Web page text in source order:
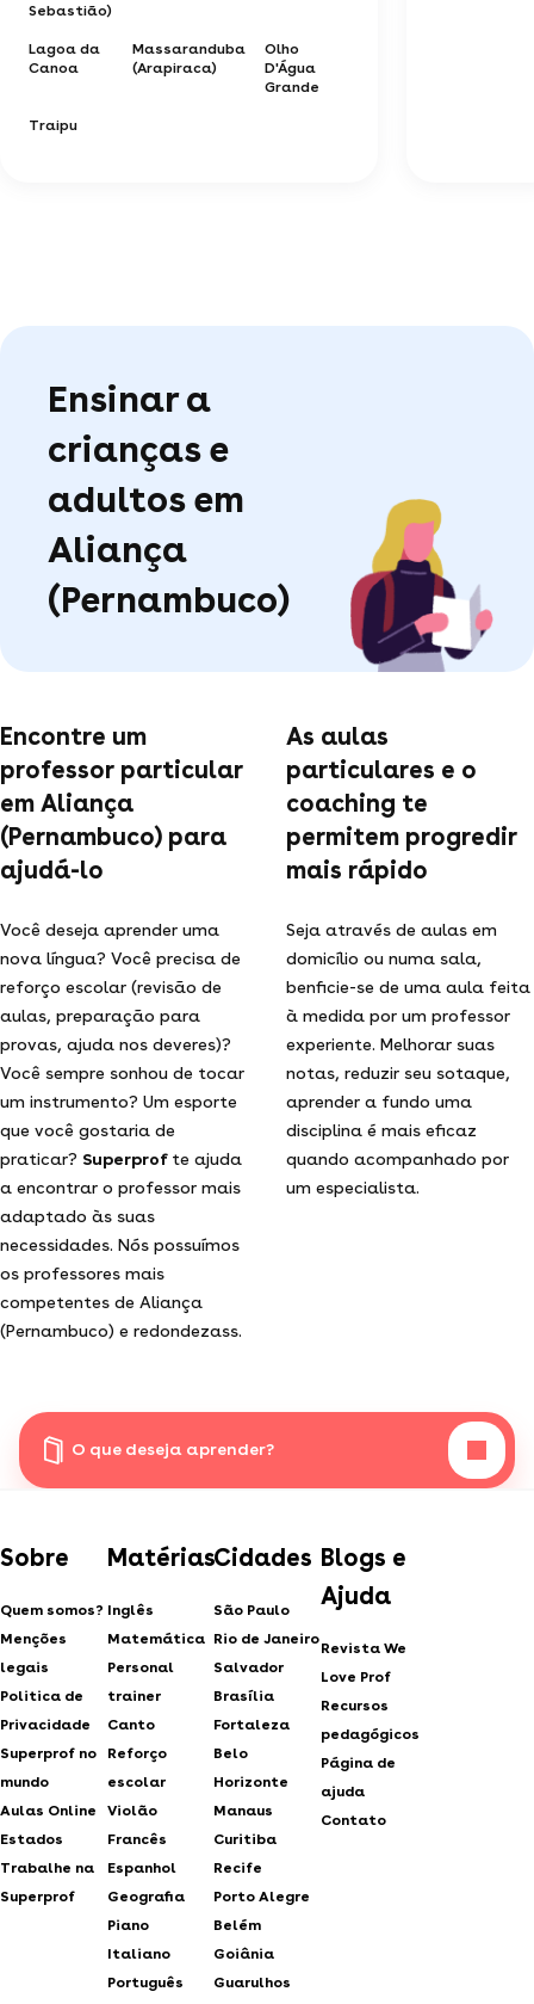
Sebastião)
Lagoa da
Canoa
Massaranduba
(Arapiraca)
Olho
D'Água
Grande
Traipu
Ensinar a
crianças e
adultos em
Aliança
(Pernambuco)
Encontre um
professor particular
em Aliança
(Pernambuco) para
ajudá-lo
Você deseja aprender uma
nova língua? Você precisa de
reforço escolar (revisão de
aulas, preparação para
provas, ajuda nos deveres)?
Você sempre sonhou de tocar
um instrumento? Um esporte
que você gostaria de
praticar? Superprof te ajuda
a encontrar o professor mais
adaptado às suas
necessidades. Nós possuímos
os professores mais
competentes de Aliança
(Pernambuco) e redondezass.
As aulas
particulares e o
coaching te
permitem progredir
mais rápido
Seja através de aulas em
domicílio ou numa sala,
benficie-se de uma aula feita
à medida por um professor
experiente. Melhorar suas
notas, reduzir seu sotaque,
aprender a fundo uma
disciplina é mais eficaz
quando acompanhado por
um especialista.
O que deseja aprender?
Sobre
Quem somos?
Menções
legais
Politica de
Privacidade
Superprof no
mundo
Aulas Online
Estados
Trabalhe na
Superprof
Matérias
Inglês
Matemática
Personal
trainer
Canto
Reforço
escolar
Violão
Francês
Espanhol
Geografia
Piano
Italiano
Português
Cidades
São Paulo
Rio de Janeiro
Salvador
Brasília
Fortaleza
Belo
Horizonte
Manaus
Curitiba
Recife
Porto Alegre
Belém
Goiânia
Guarulhos
Blogs e
Ajuda
Revista We
Love Prof
Recursos
pedagógicos
Página de
ajuda
Contato